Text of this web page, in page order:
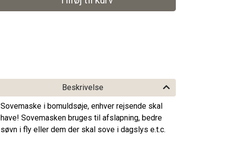
Beskrivelse
Sovemaske i bomuldsøje, enhver rejsende skal
have! Sovemasken bruges til afslapning, bedre
søvn i fly eller dem der skal sove i dagslys e.t.c.